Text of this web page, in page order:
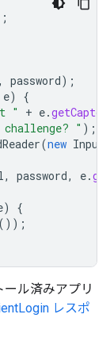
;
, password);
e)
{
" + e.
" );
(new
, password, e.
)
{
());
ル済みアプリ
レスポ